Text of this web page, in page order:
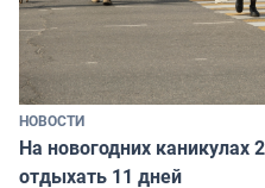
НОВОСТИ
На новогодних каникулах
отдыхать 11 дней